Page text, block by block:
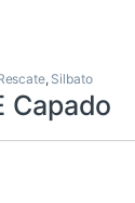
, Silbato
Capado